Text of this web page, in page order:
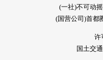
(一社)不可动
(国营公司)首都
许
国土交